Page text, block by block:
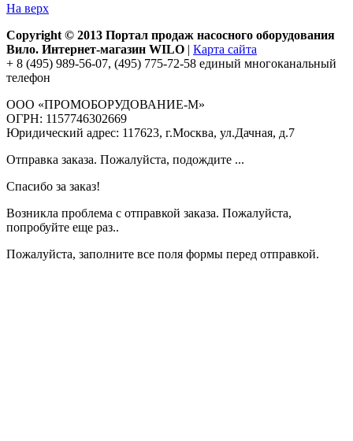
На верх
Copyright © 2013 Портал продаж насосного оборудования
Вило. Интернет-магазин WILO | Карта сайта
+ 8 (495) 989-56-07, (495) 775-72-58 единый многоканальный
телефон
ООО «ПРОМОБОРУДОВАНИЕ-М»
ОГРН: 1157746302669
Юридический адрес: 117623, г.Москва, ул.Дачная, д.7
Отправка заказа. Пожалуйста, подождите ...
Спасибо за заказ!
Возникла проблема с отправкой заказа. Пожалуйста,
попробуйте еще раз..
Пожалуйста, заполните все поля формы перед отправкой.